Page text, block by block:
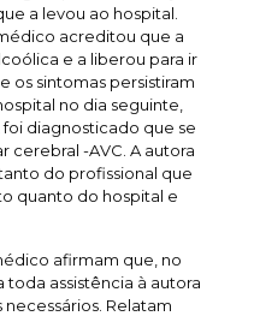
a levou ao hospital.
acreditou que a
e a liberou para ir
os sintomas persistiram
no dia seguinte,
diagnosticado que se
cerebral -AVC. A autora
do profissional que
quanto do hospital e
afirmam que, no
assistência à autora
Relatam